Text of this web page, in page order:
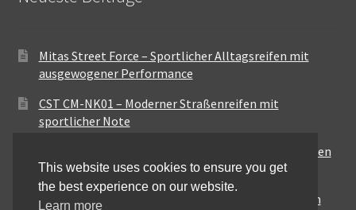
Mitas Street Force – Sportlicher Alltagsreifen mit
ausgewogener Performance
CST CM-NK01 – Moderner Straßenreifen mit
sportlicher Note
Maxxis MA-ST3 – Ausgewogener Sport-Touring-Reifen
für vielseitige Einsätze
Pirelli City Demon – Zuverlässigkeit für den urbanen
This website uses cookies to ensure you get
the best experience on our website.
Learn more